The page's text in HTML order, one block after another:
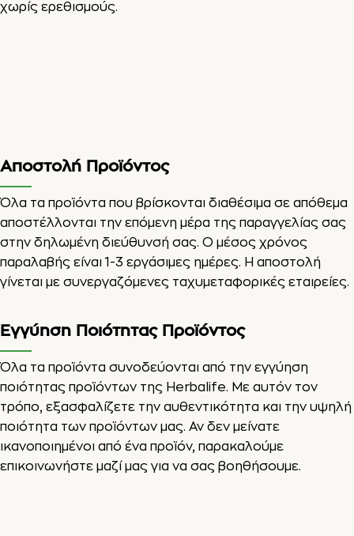
χωρίς ερεθισμούς.
Αποστολή Προϊόντος
Όλα τα προϊόντα που βρίσκονται διαθέσιμα σε απόθεμα
αποστέλλονται την επόμενη μέρα της παραγγελίας σας
στην δηλωμένη διεύθυνσή σας. Ο μέσος χρόνος
παραλαβής είναι 1-3 εργάσιμες ημέρες. Η αποστολή
γίνεται με συνεργαζόμενες ταχυμεταφορικές εταιρείες.
Εγγύηση Ποιότητας Προϊόντος
Όλα τα προϊόντα συνοδεύονται από την εγγύηση
ποιότητας προϊόντων της Herbalife. Με αυτόν τον
τρόπο, εξασφαλίζετε την αυθεντικότητα και την υψηλή
ποιότητα των προϊόντων μας. Αν δεν μείνατε
ικανοποιημένοι από ένα προϊόν, παρακαλούμε
επικοινωνήστε μαζί μας για να σας βοηθήσουμε.